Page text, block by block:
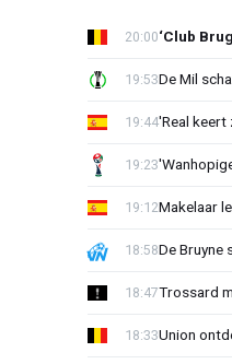
‘Club
20:00
De Mil
19:53
'Real keert
19:44
19:23
Makelaar
19:12
De Bruyne
18:58
Trossard
18:47
Union
18:33